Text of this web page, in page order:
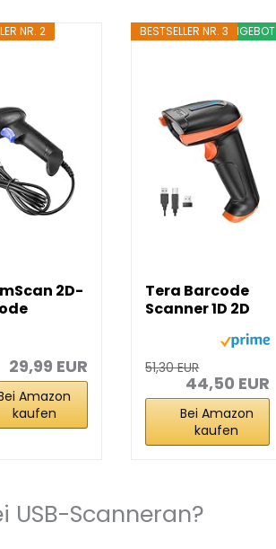
NR. 2
2D-
29,99 EUR
Amazon
kaufen
ANGEBOT
BESTSELLER NR. 3
Tera Barcode
Scanner 1D 2D
Kabellos...
51,30 EUR
44,50 EUR
Bei Amazon
kaufen
Scanneran?